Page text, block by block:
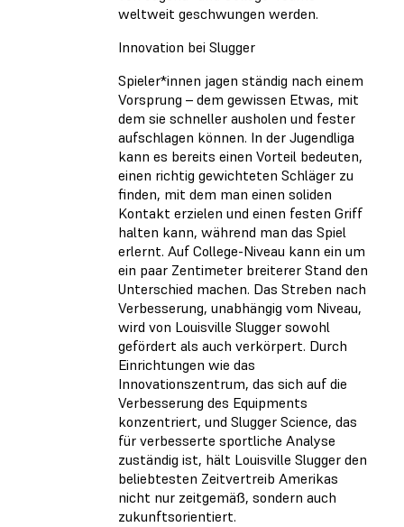
weltweit geschwungen werden.
Innovation bei Slugger
Spieler*innen jagen ständig nach einem
Vorsprung – dem gewissen Etwas, mit
dem sie schneller ausholen und fester
aufschlagen können. In der Jugendliga
kann es bereits einen Vorteil bedeuten,
einen richtig gewichteten Schläger zu
finden, mit dem man einen soliden
Kontakt erzielen und einen festen Griff
halten kann, während man das Spiel
erlernt. Auf College-Niveau kann ein um
ein paar Zentimeter breiterer Stand den
Unterschied machen. Das Streben nach
Verbesserung, unabhängig vom Niveau,
wird von Louisville Slugger sowohl
gefördert als auch verkörpert. Durch
Einrichtungen wie das
Innovationszentrum, das sich auf die
Verbesserung des Equipments
konzentriert, und Slugger Science, das
für verbesserte sportliche Analyse
zuständig ist, hält Louisville Slugger den
beliebtesten Zeitvertreib Amerikas
nicht nur zeitgemäß, sondern auch
zukunftsorientiert.